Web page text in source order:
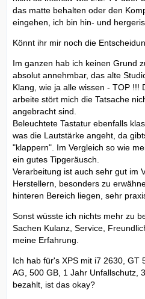
das matte behalten oder den
eingehen, ich bin hin- und
Könnt ihr mir noch die
Im ganzen hab ich keinen Grund
absolut annehmbar, das alte
Klang, wie ja alle wissen - TOP !!!
arbeite stört mich die Tatsache
angebracht sind.
Beleuchtete Tastatur ebenfalls
was die Lautstärke angeht, da
"klappern". Im Vergleich so wie
ein gutes Tipgeräusch.
Verarbeitung ist auch sehr gut im
Herstellern, besonders zu
hinteren Bereich liegen, sehr
Sonst wüsste ich nichts mehr zu
Sachen Kulanz, Service,
meine Erfahrung.
Ich hab für's XPS mit i7 2630, GT
AG, 500 GB, 1 Jahr Unfallschutz,
bezahlt, ist das okay?